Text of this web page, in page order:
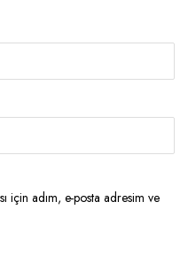
için adım, e-posta adresim ve